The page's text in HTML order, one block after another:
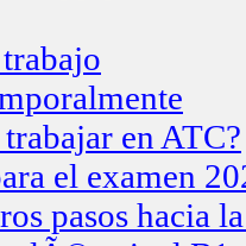
en ATC?
el examen
pasos hacia